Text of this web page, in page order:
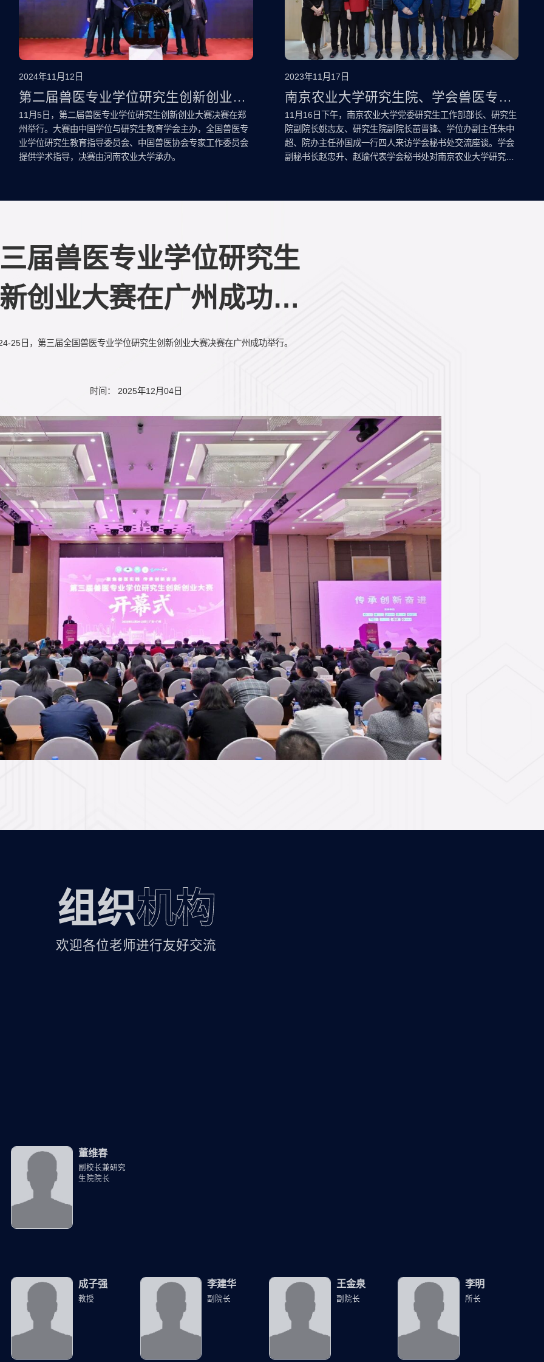
2024年11月12日
第二届兽医专业学位研究生创新创业大
赛决赛在郑州举行
11月5日，第二届兽医专业学位研究生创新创业大赛决赛在郑
州举行。大赛由中国学位与研究生教育学会主办，全国兽医专
业学位研究生教育指导委员会、中国兽医协会专家工作委员会
提供学术指导，决赛由河南农业大学承办。
2023年11月17日
南京农业大学研究生院、学会兽医专业
学位工作委员会秘书处到访学会秘书处
交流座谈
11月16日下午，南京农业大学党委研究生工作部部长、研究生
院副院长姚志友、研究生院副院长苗晋锋、学位办副主任朱中
超、院办主任孙国成一行四人来访学会秘书处交流座谈。学会
副秘书长赵忠升、赵瑜代表学会秘书处对南京农业大学研究生
届兽医专业学位研究生
创业大赛在广州成功举
办
25日，第三届全国兽医专业学位研究生创新创业大赛决赛在广州成功举行。
时间： 2025年12月04日
组织机构
欢迎各位老师进行友好交流
董维春
副校长兼研究
生院院长
成子强
教授
李建华
副院长
王金泉
副院长
李明
所长